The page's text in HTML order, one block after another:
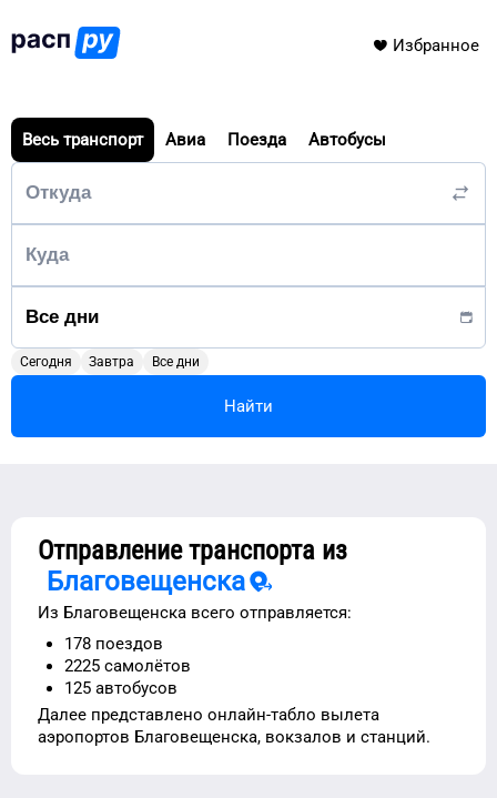
Избранное
Весь транспорт Авиа Поезда Автобусы
Сегодня Завтра Все дни
Найти
Отправление транспорта из
Благовещенска
Из Благовещенска всего отправляется:
178 поездов
2225 самолётов
125 автобусов
Далее представлено онлайн-табло вылета
аэропортов Благовещенска, вокзалов и станций.